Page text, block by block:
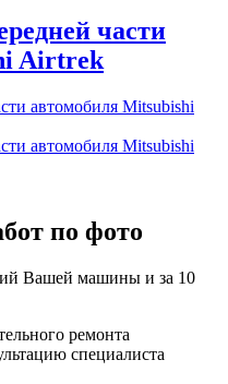
части
Airtrek
по фото
Вашей машины и за 10
ремонта
специалиста